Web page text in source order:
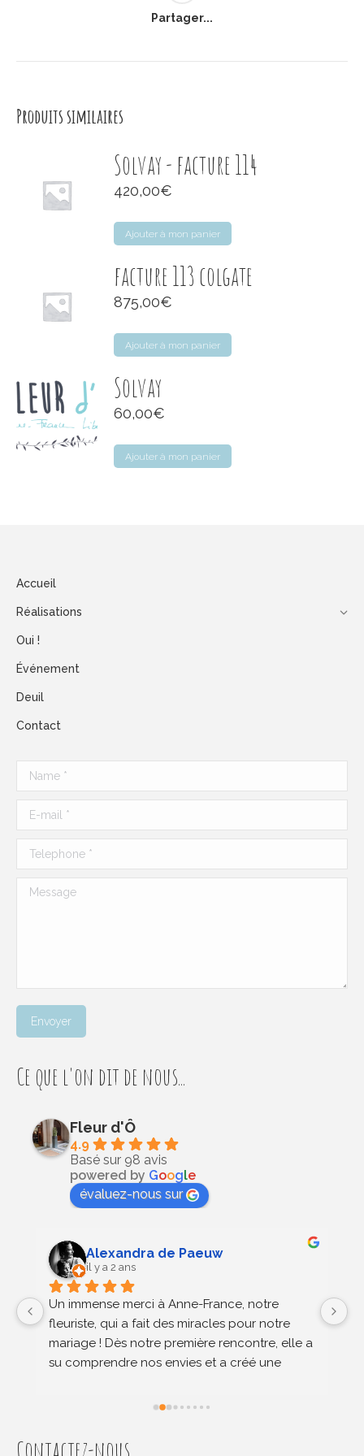
Partager...
Produits similaires
Solvay - facture 114
420,00€
Ajouter à mon panier
facture 113 colgate
875,00€
Ajouter à mon panier
Solvay
60,00€
Ajouter à mon panier
Accueil
Réalisations
Oui !
Événement
Deuil
Contact
Name *
E-mail *
Telephone *
Message
Envoyer
Ce que l'on dit de nous...
Fleur d'Ô
4.9
Basé sur 98 avis
powered by Google
évaluez-nous sur
Alexandra de Paeuw
il y a 2 ans
Un immense merci à Anne-France, notre
fleuriste, qui a fait des miracles pour notre
mariage ! Dès notre première rencontre, elle a
su comprendre nos envies et a créé une
attentes. Chaque composition, chaque détail
et nous n’avons eu que des compliments de
Contactez-nous